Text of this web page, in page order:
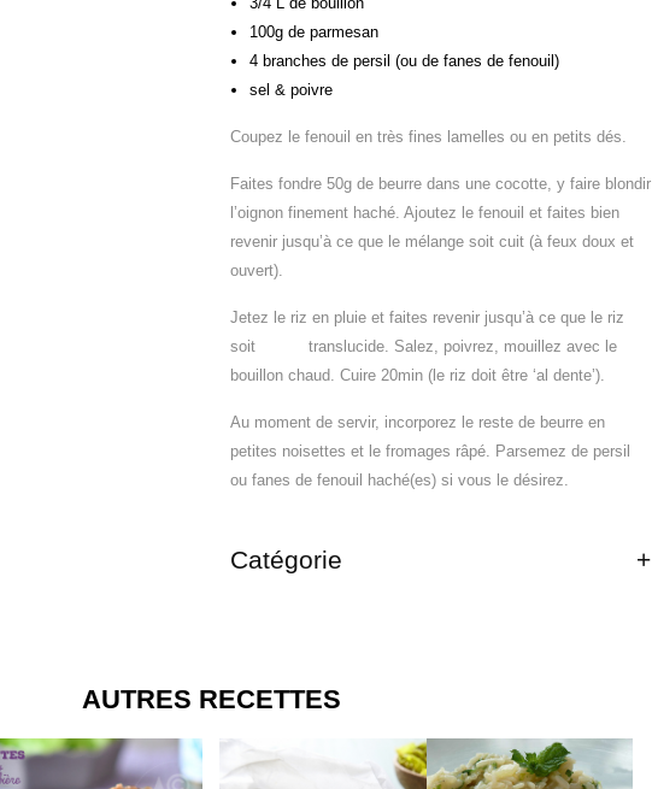
100g de parmesan
4 branches de persil (ou de fanes de fenouil)
sel & poivre
Coupez le fenouil en très fines lamelles ou en petits dés.
Faites fondre 50g de beurre dans une cocotte, y faire blondir
l’oignon finement haché. Ajoutez le fenouil et faites bien
revenir jusqu’à ce que le mélange soit cuit (à feux doux et
ouvert).
Jetez le riz en pluie et faites revenir jusqu’à ce que le riz
soit translucide. Salez, poivrez, mouillez avec le
bouillon chaud. Cuire 20min (le riz doit être ‘al dente’).
Au moment de servir, incorporez le reste de beurre en
petites noisettes et le fromages râpé. Parsemez de persil
ou fanes de fenouil haché(es) si vous le désirez.
Catégorie
AUTRES RECETTES